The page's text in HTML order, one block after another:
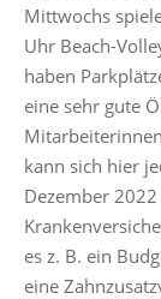
Mittwochs
Uhr Beach-
haben
eine sehr gute
kann sich hier
Dezember
es z. B. ein
eine